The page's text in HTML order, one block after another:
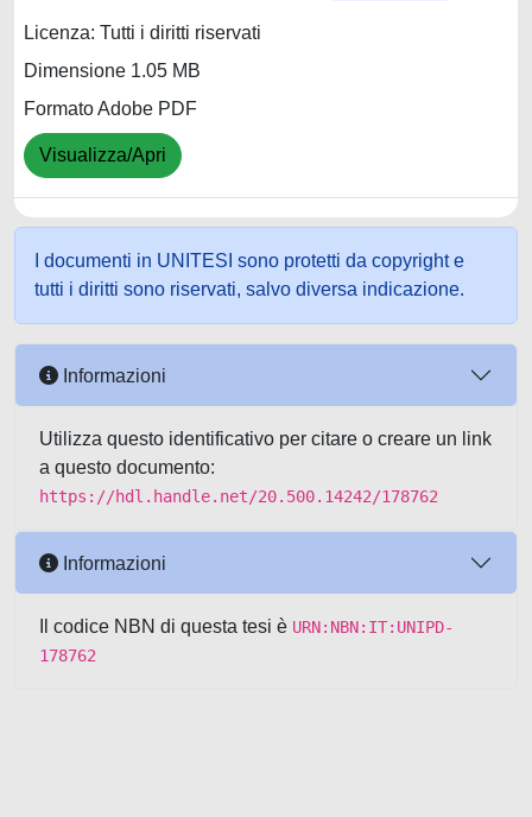
Licenza: Tutti i diritti riservati
Dimensione 1.05 MB
Formato Adobe PDF
Visualizza/Apri
I documenti in UNITESI sono protetti da copyright e
tutti i diritti sono riservati, salvo diversa indicazione.
Informazioni
Utilizza questo identificativo per citare o creare un link
a questo documento:
https://hdl.handle.net/20.500.14242/178762
Informazioni
Il codice NBN di questa tesi è URN:NBN:IT:UNIPD-
178762